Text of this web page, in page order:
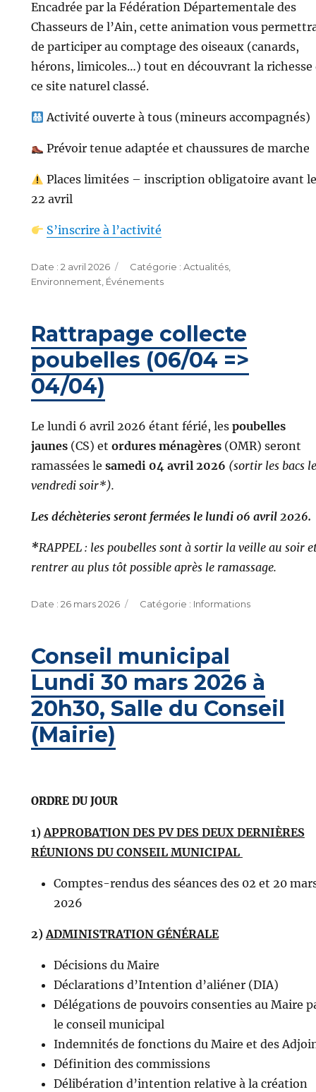
Encadrée par la Fédération Départementale des
Chasseurs de l’Ain, cette animation vous
de participer au comptage des oiseaux (canards,
hérons, limicoles…) tout en découvrant la richesse
ce site naturel classé.
Activité ouverte à tous (mineurs accompagnés)
Prévoir tenue adaptée et chaussures de marche
Places limitées – inscription obligatoire avant
22 avril
S’inscrire à l’activité
Publié
le
2 avril 2026 Catégories
Actualités,
Environnement, Événements
Rattrapage collecte
poubelles (06/04 =>
04/04)
Le lundi 6 avril 2026 étant férié, les poubelles
jaunes(CS) et ordures ménagères(OMR) seront
ramassées le samedi 04 avril 2026 (sortir les bacs le
vendredi soir*).
Les déchèteries seront fermées le lundi 06 avril 2026.
*RAPPEL : les poubelles sont à sortir la veille au soir
rentrer au plus tôt possible après le ramassage.
Publié
26 mars 2026 Catégories
Informations
Conseil municipal
Lundi 30 mars 2026 à
20h30, Salle du Conseil
(Mairie)
ORDRE DU JOUR
1) APPROBATION DES PV DES DEUX DERNIÈRES
RÉUNIONS DU CONSEIL MUNICIPAL
Comptes-rendus des séances des 02 et 20
2026
2) ADMINISTRATION GÉNÉRALE
Décisions du Maire
Déclarations d’Intention d’aliéner (DIA)
Délégations de pouvoirs consenties au Maire
le conseil municipal
Indemnités de fonctions du Maire et des
Définition des commissions
Délibération d’intention relative à la création